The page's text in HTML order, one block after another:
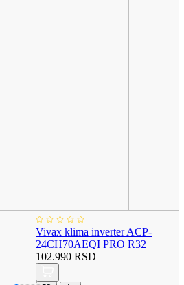
Vivax klima inverter ACP-
24CH70AEQI PRO R32
102.990 RSD